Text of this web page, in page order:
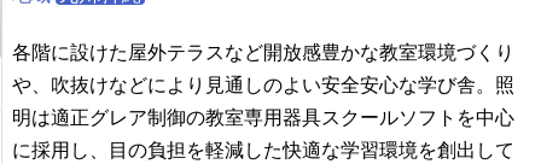
各階に設けた屋外テラスなど開放感豊かな教室環境づくり
や、吹抜けなどにより見通しのよい安全安心な学び舎。照
明は適正グレア制御の教室専用器具スクールソフトを中心
に採用し、目の負担を軽減した快適な学習環境を創出して